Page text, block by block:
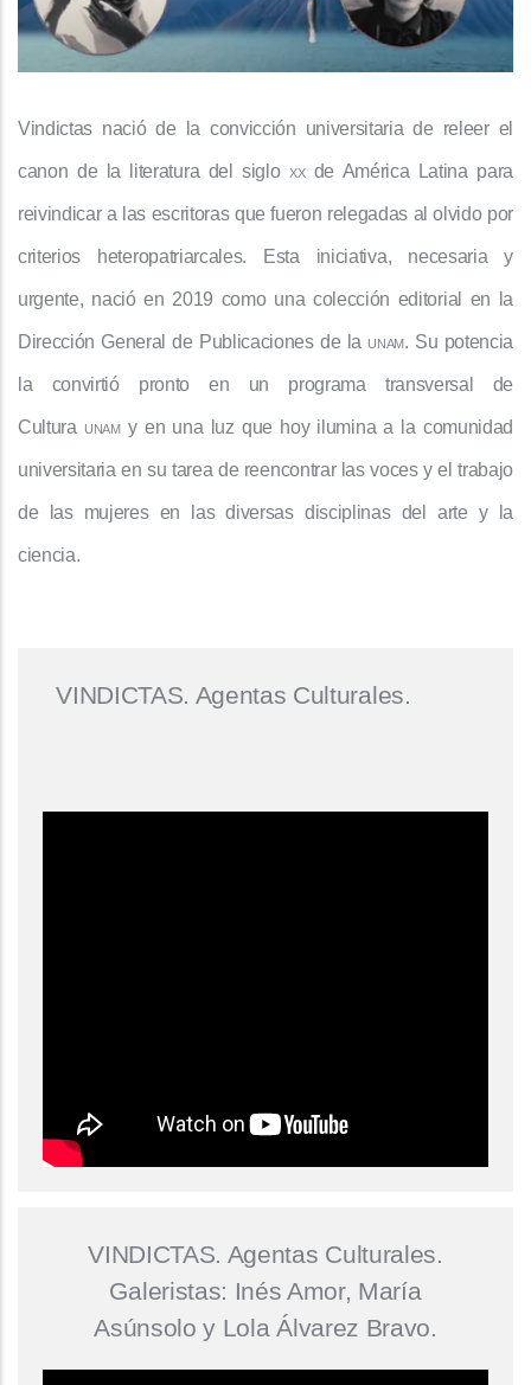
Vindictas nació de la convicción universitaria de releer el
canon de la literatura del siglo xxde América Latina para
reivindicar a las escritoras que fueron relegadas al olvido por
criterios heteropatriarcales. Esta iniciativa, necesaria y
urgente, nació en 2019 como una colección editorial en la
Dirección General de Publicaciones de la unam. Su potencia
la convirtió pronto en un programa transversal de
Cultura unamy en una luz que hoy ilumina a la comunidad
universitaria en su tarea de reencontrar las voces y el trabajo
de las mujeres en las diversas disciplinas del arte y la
ciencia.
VINDICTAS. Agentas Culturales.
VINDICTAS. Agentas Culturales.
Galeristas: Inés Amor, María
Asúnsolo y Lola Álvarez Bravo.